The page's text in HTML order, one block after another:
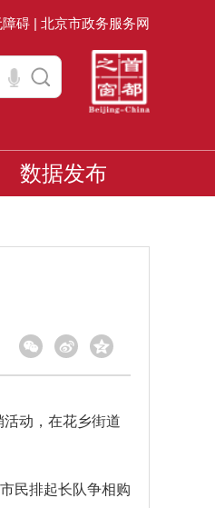
碍 | 北京市政务服务网
数据发布
动，在花乡街道
民排起长队争相购